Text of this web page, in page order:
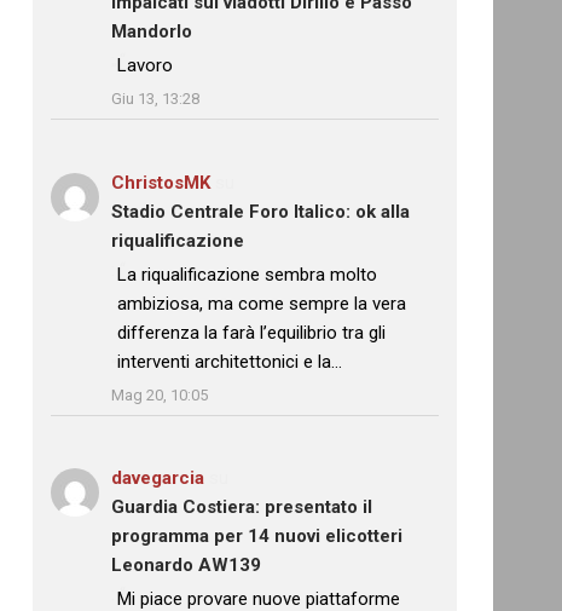
Mandorlo
: “Lavoro
Giu 13, 13:28
ChristosMKsu
Stadio Centrale Foro Italico: ok alla
riqualificazione
: “La riqualificazione sembra molto
ambiziosa, ma come sempre la vera
differenza la farà l’equilibrio tra gli
interventi architettonici e la…
Mag 20, 10:05
davegarcia
Guardia Costiera: presentato il
programma per 14 nuovi elicotteri
Leonardo AW139
: “
Mi piace provare nuove piattaforme